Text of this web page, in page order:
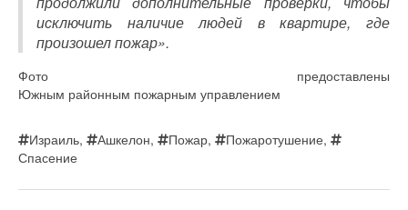
исключить наличие людей в квартире, где
произошел пожар».
Фото предоставлены
Южным районным пожарным управлением
Израиль, Ашкелон, Пожар, Пожаротушение,
Спасение